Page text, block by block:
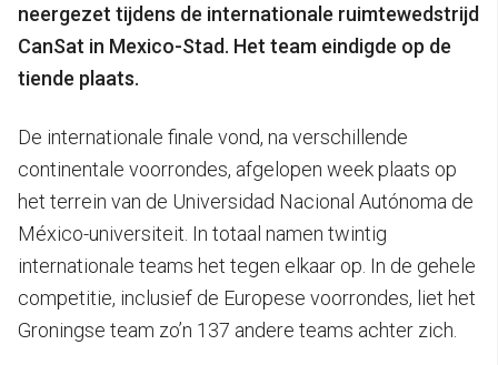
neergezet tijdens de internationale ruimtewedstrijd
CanSat in Mexico-Stad. Het team eindigde op de
tiende plaats.
De internationale finale vond, na verschillende
continentale voorrondes, afgelopen week plaats op
het terrein van de Universidad Nacional Autónoma de
México-universiteit. In totaal namen twintig
internationale teams het tegen elkaar op. In de gehele
competitie, inclusief de Europese voorrondes, liet het
Groningse team zo’n 137 andere teams achter zich.